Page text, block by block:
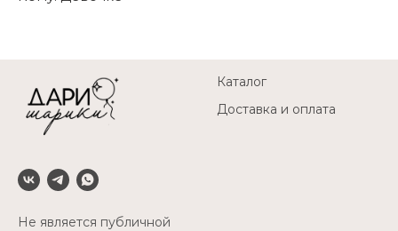
Не является публичной
Каталог
Доставка и оплата